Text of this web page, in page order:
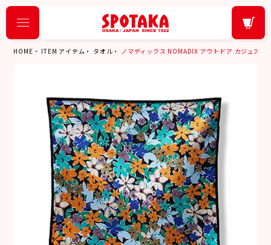
HOME ITEM アイテム タオル ノマディックス NOMADIX アウトドア カジュア